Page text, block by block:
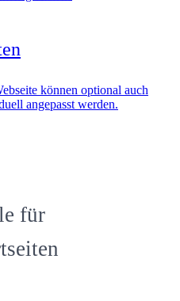
können optional auch
angepasst werden.
für